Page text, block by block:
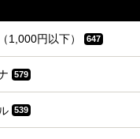
1,000円以下） 647
579
539